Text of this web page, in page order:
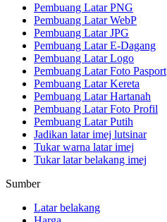
Pembuang Latar PNG
Pembuang Latar WebP
Pembuang Latar JPG
Pembuang Latar E-Dagang
Pembuang Latar Logo
Pembuang Latar Foto Pasport
Pembuang Latar Kereta
Pembuang Latar Hartanah
Pembuang Latar Foto Profil
Pembuang Latar Putih
Jadikan latar imej lutsinar
Tukar warna latar imej
Tukar latar belakang imej
Sumber
Latar belakang